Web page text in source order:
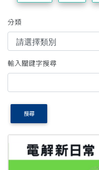
分類
輸入關鍵字搜尋
搜尋